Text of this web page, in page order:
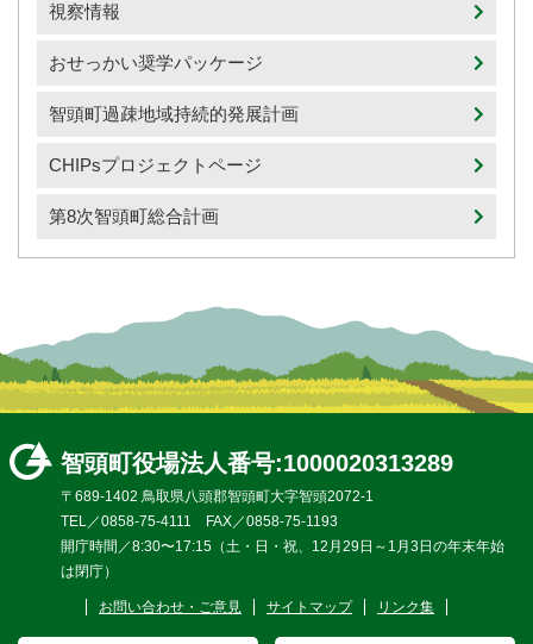
視察情報
おせっかい奨学パッケージ
智頭町過疎地域持続的発展計画
CHIPsプロジェクトページ
第8次智頭町総合計画
智頭町役場法人番号:1000020313289
〒689-1402 鳥取県八頭郡智頭町大字智頭2072-1
TEL／0858-75-4111 FAX／0858-75-1193
開庁時間／8:30〜17:15（土・日・祝、12月29日～1月3日の年末年始
は閉庁）
お問い合わせ・ご意見 サイトマップ リンク集